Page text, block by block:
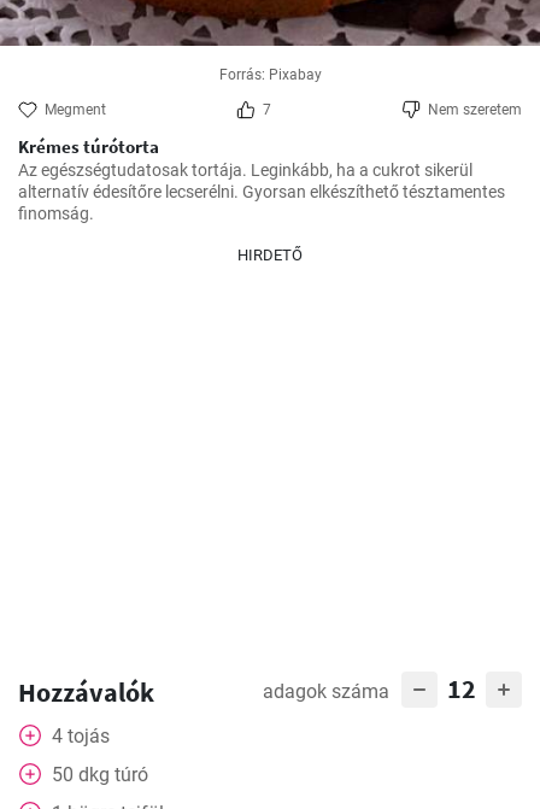
Forrás: Pixabay
Megment 7 Nem szeretem
Krémes túrótorta
Az egészségtudatosak tortája. Leginkább, ha a cukrot sikerül
alternatív édesítőre lecserélni. Gyorsan elkészíthető tésztamentes
finomság.
HIRDETŐ
Hozzávalók adagok száma 12
4 tojás
50 dkg túró